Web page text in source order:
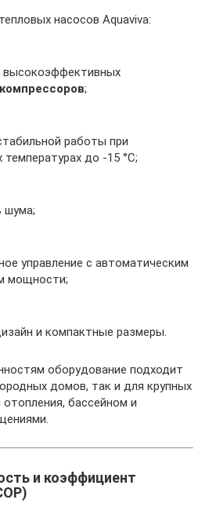
насосов Aquaviva:
высокоэффективных
;
работы при
до -15 °C;
шума;
управление с автоматическим
мощности;
и компактные размеры.
оборудование подходит
домов, так и для крупных
бассейном и
и коэффициент